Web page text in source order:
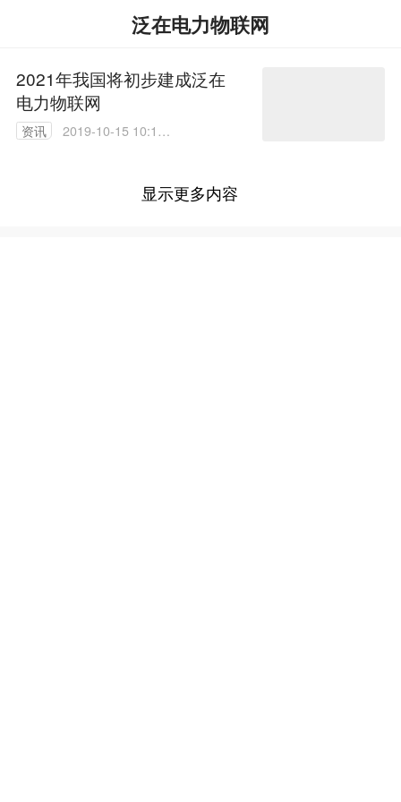
泛在电力物联网
2021年我国将初步建成泛在
电力物联网
资讯
2019-10-15 10:19:
显示更多内容